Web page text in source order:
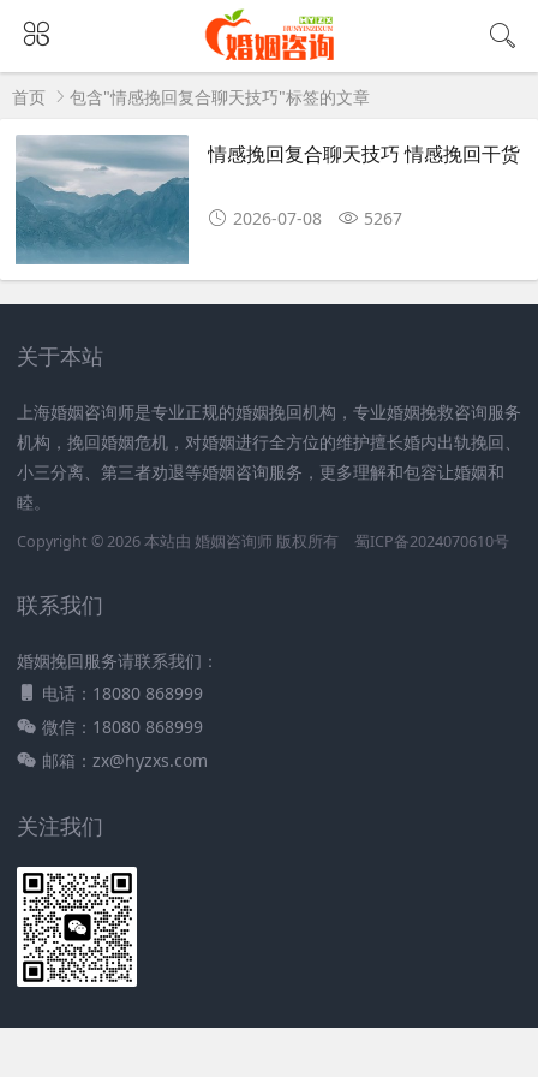
首页 包含"情感挽回复合聊天技巧"标签的文章
情感挽回复合聊天技巧 情感挽回干货
2026-07-08 5267
关于本站
上海婚姻咨询师是专业正规的婚姻挽回机构，专业婚姻挽救咨询服务
机构，挽回婚姻危机，对婚姻进行全方位的维护擅长婚内出轨挽回、
小三分离、第三者劝退等婚姻咨询服务，更多理解和包容让婚姻和
睦。
Copyright © 2026 本站由 婚姻咨询师 版权所有 蜀ICP备2024070610号
联系我们
婚姻挽回服务请联系我们：
电话：18080 868999
微信：18080 868999
邮箱：zx@hyzxs.com
关注我们